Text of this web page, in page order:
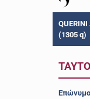
(1305 q)
Επώνυμο